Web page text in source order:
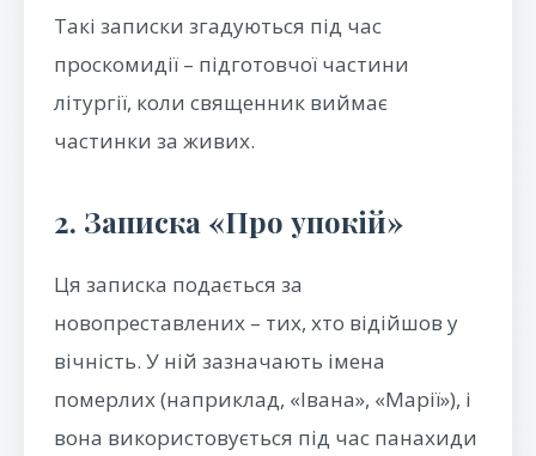
Такі записки згадуються під час
проскомидії – підготовчої частини
літургії, коли священник виймає
частинки за живих.
2. Записка «Про упокій»
Ця записка подається за
новопреставлених – тих, хто відійшов у
вічність. У ній зазначають імена
померлих (наприклад, «Івана», «Марії»), і
вона використовується під час панахиди